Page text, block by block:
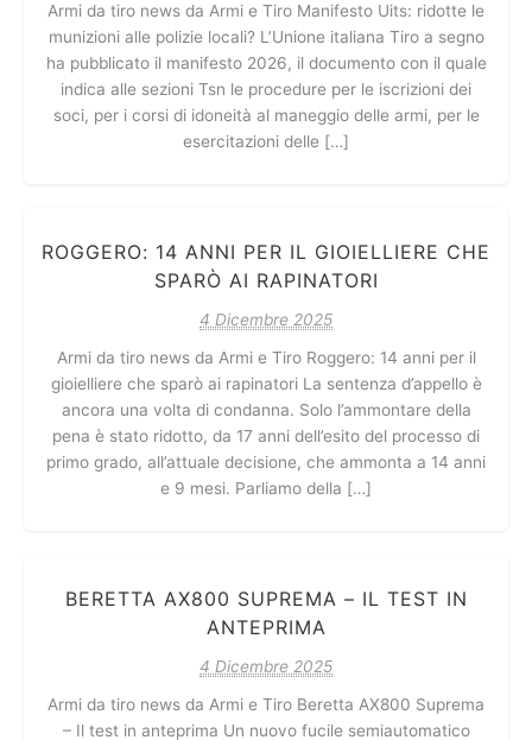
Armi da tiro news da Armi e Tiro Manifesto Uits: ridotte le
munizioni alle polizie locali? L’Unione italiana Tiro a segno
ha pubblicato il manifesto 2026, il documento con il quale
indica alle sezioni Tsn le procedure per le iscrizioni dei
soci, per i corsi di idoneità al maneggio delle armi, per le
esercitazioni delle […]
ROGGERO: 14 ANNI PER IL GIOIELLIERE CHE
SPARÒ AI RAPINATORI
4 Dicembre 2025
Armi da tiro news da Armi e Tiro Roggero: 14 anni per il
gioielliere che sparò ai rapinatori La sentenza d’appello è
ancora una volta di condanna. Solo l’ammontare della
pena è stato ridotto, da 17 anni dell’esito del processo di
primo grado, all’attuale decisione, che ammonta a 14 anni
e 9 mesi. Parliamo della […]
BERETTA AX800 SUPREMA – IL TEST IN
ANTEPRIMA
4 Dicembre 2025
Armi da tiro news da Armi e Tiro Beretta AX800 Suprema
– Il test in anteprima Un nuovo fucile semiautomatico